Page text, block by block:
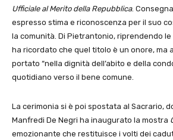
Ufficiale al Merito della Repubblica.
espresso stima e riconoscenza per il suo
la comunità. Di Pietrantonio, riprendendo
ha ricordato che quel titolo è un onore, ma
portato “nella dignità dell’abito e della
quotidiano verso il bene comune.
La cerimonia si è poi spostata al Sacrario,
Manfredi De Negri ha inaugurato la mostra
emozionante che restituisce i volti dei